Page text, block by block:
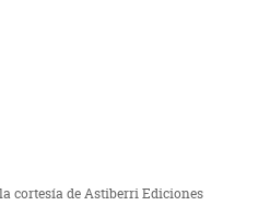
cortesía de Astiberri Ediciones